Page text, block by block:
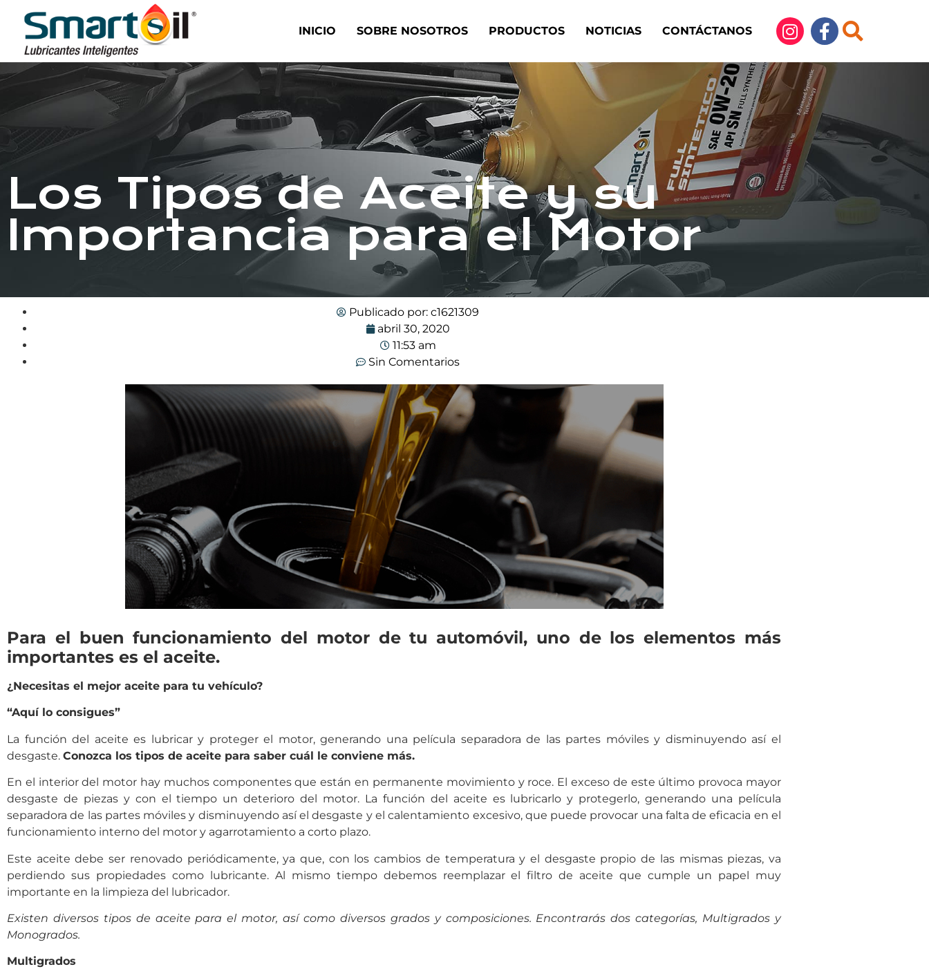
INICIO SOBRE NOSOTROS PRODUCTOS NOTICIAS CONTÁCTANOS
Los Tipos de Aceite y su
Importancia para el Motor
Publicado por: c1621309
abril 30, 2020
11:53 am
Sin Comentarios
Para el buen funcionamiento del motor de tu automóvil, uno de los elementos más
importantes es el aceite.
¿Necesitas el mejor aceite para tu vehículo?
“Aquílo consigues”
La función del aceite es lubricar y proteger el motor, generando una película separadora de las partes móviles y disminuyendo así el
desgaste. Conozca los tipos de aceite para saber cuál le conviene más.
En el interior del motor hay muchos componentes que están en permanente movimiento y roce. El exceso de este último provoca mayor
desgaste de piezas y con el tiempo un deterioro del motor. La función del aceite es lubricarlo y protegerlo, generando una película
separadora de las partes móviles y disminuyendo así el desgaste y el calentamiento excesivo, que puede provocar una falta de eficacia en el
funcionamiento interno del motor y agarrotamiento a corto plazo.
Este aceite debe ser renovado periódicamente, ya que, con los cambios de temperatura y el desgaste propio de las mismas piezas, va
perdiendo sus propiedades como lubricante. Al mismo tiempo debemos reemplazar el filtro de aceite que cumple un papel muy
importante en la limpieza del lubricador.
Existen diversos tipos de aceite para el motor, así como diversos grados y composiciones. Encontrarás dos categorías, Multigrados y
Monogrados.
Multigrados